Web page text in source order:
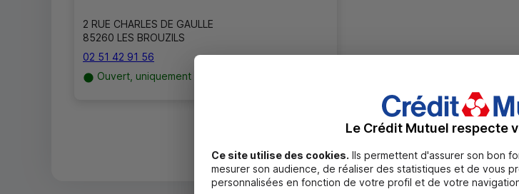
2 RUE CHARLES DE GAULLE
85260 LES BROUZILS
02 51 42 91 56
Ouvert, uniquement sur RDV jusqu'à 19h00
Toutes les
Le Crédit Mutuel respecte
Ce site utilise des cookies. Ils permettent d'assurer son bon
mesurer son audience, de réaliser des statistiques et de vous
personnalisées en fonction de votre profil et de votre